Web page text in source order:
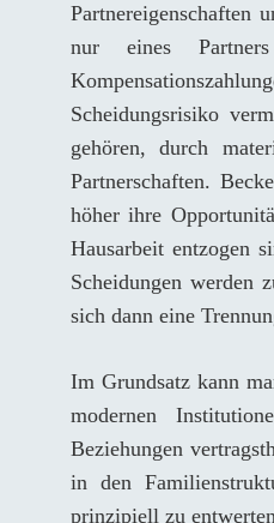
Partnereigenschaften
nur eines
Scheidungsrisiko
gehören, durch
Partnerschaften.
höher ihre
Hausarbeit entzogen
Scheidungen werden
sich dann eine
Im Grundsatz kann
modernen
Beziehungen
in den
prinzipiell zu